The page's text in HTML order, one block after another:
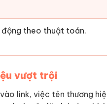
động theo thuật toán.
vượt trội
link, việc tên thương